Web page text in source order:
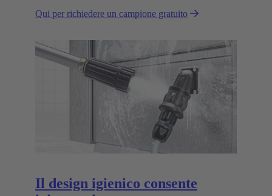
chiave per nuove possibilità.
Qui per richiedere un campione gratuito
Il design igienico consente